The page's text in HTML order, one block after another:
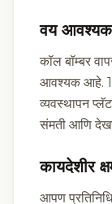
वय
कॉल बॉम्बर
आवश्यक आहे. 18
व्यवस्थापन
संमती आणि
कायदेशीर
आपण